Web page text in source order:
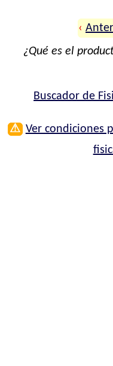
‹
¿Qué es el
Buscador de
⚠ Ver condiciones